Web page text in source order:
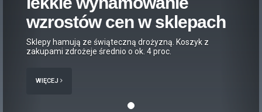
wzrostów cen w sklepach
Sklepy hamują ze świąteczną drożyzną. Koszyk z
zakupami zdrożeje średnio o ok. 4 proc.
WIĘCEJ